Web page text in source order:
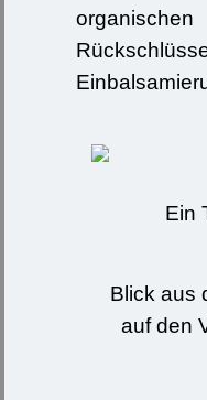
Ein
Blick aus
auf den